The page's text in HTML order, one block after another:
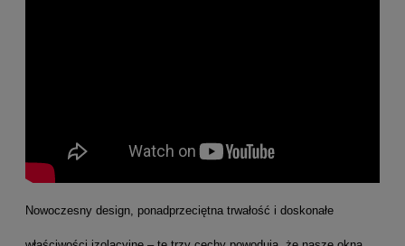
Nowoczesny design, ponadprzeciętna trwałość i doskonałe